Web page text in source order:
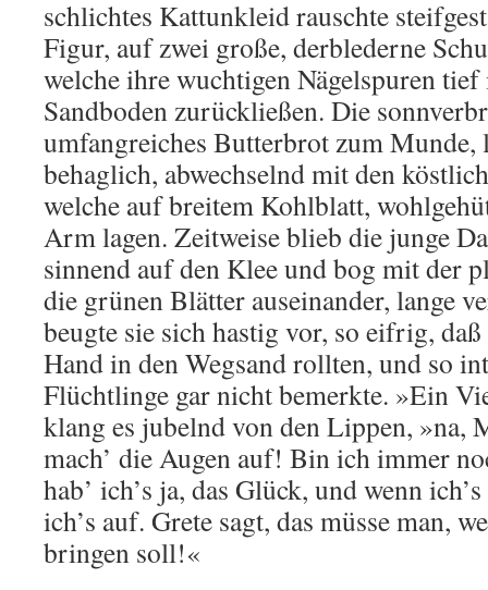
schlichtes Kattunkleid rauschte
Figur, auf zwei große, derblederne
welche ihre wuchtigen Nägelspuren
Sandboden zurückließen. Die
umfangreiches Butterbrot zum Munde,
behaglich, abwechselnd mit den
welche auf breitem Kohlblatt,
Arm lagen. Zeitweise blieb die junge
sinnend auf den Klee und bog mit der
die grünen Blätter auseinander, lange
beugte sie sich hastig vor, so eifrig,
Hand in den Wegsand rollten, und so
Flüchtlinge gar nicht bemerkte. »Ein
klang es jubelnd von den Lippen, »na,
mach’ die Augen auf! Bin ich immer
hab’ ich’s ja, das Glück, und wenn
ich’s auf. Grete sagt, das müsse man,
bringen soll!«